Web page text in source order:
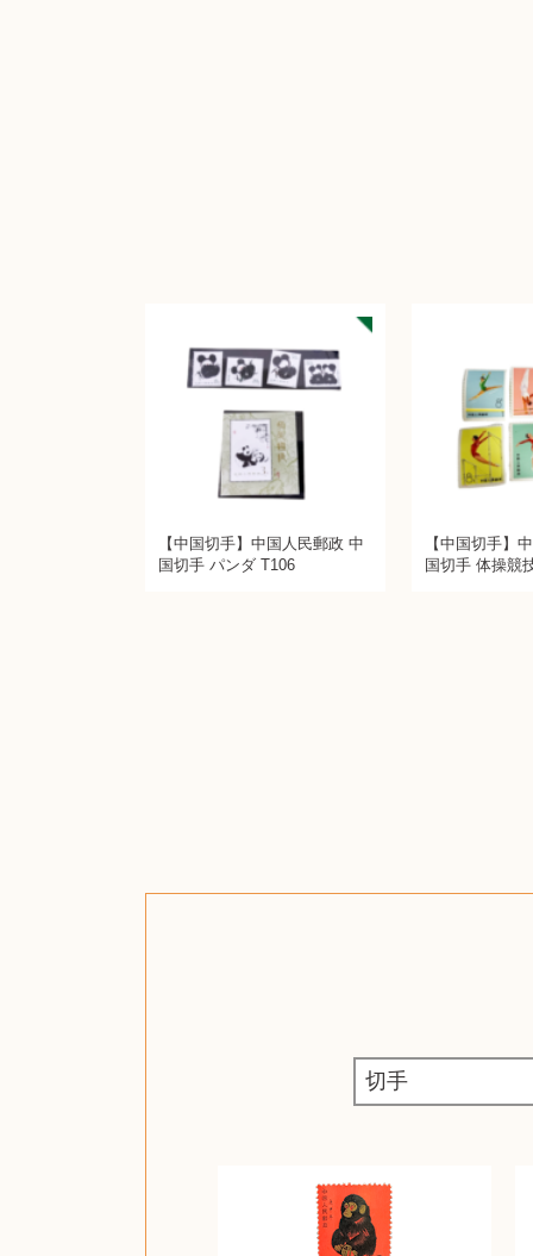
【中国切手】中国人民郵政 中
国切手 パンダ T106
【中国切手】
国切手 体操競